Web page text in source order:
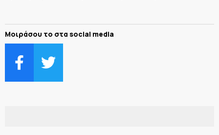
Μοιράσου το στα social media